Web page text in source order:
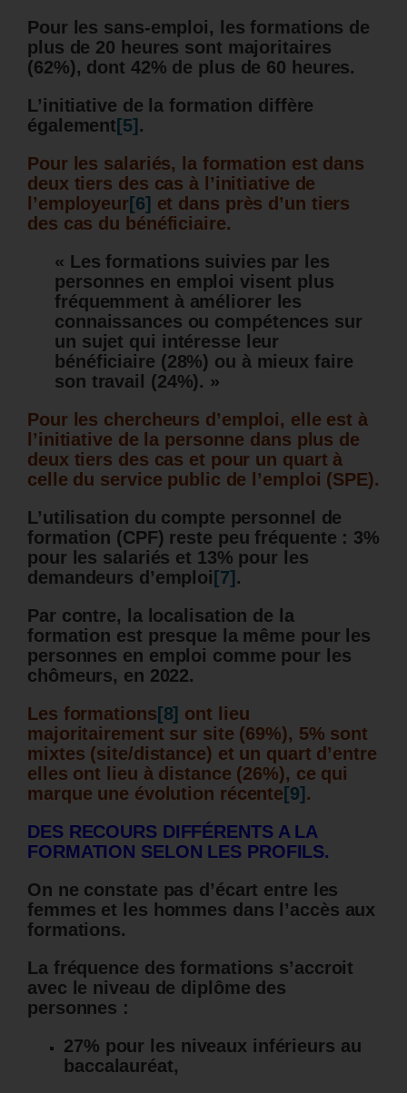
Pour les sans-emploi, les formations de
plus de 20 heures sont majoritaires
(62%), dont 42% de plus de 60 heures.
L’initiative de la formation diffère
également [5] .
Pour les salariés, la formation est dans
deux tiers des cas à l’initiative de
l’employeur[6] et dans près d’un tiers
des cas du bénéficiaire.
« Les formations suivies par les
personnes en emploi visent plus
fréquemment à améliorer les
connaissances ou compétences sur
un sujet qui intéresse leur
bénéficiaire (28%) ou à mieux faire
son travail (24%). »
Pour les chercheurs d’emploi, elle est à
l’initiative de la personne dans plus de
deux tiers des cas et pour un quart à
celle du service public de l’emploi (SPE).
L’utilisation du compte personnel de
formation (CPF) reste peu fréquente : 3%
pour les salariés et 13% pour les
demandeurs d’emploi [7] .
Par contre, la localisation de la
formation est presque la même pour les
personnes en emploi comme pour les
chômeurs, en 2022.
Les formations [8] ont lieu
majoritairement sur site (69%), 5% sont
mixtes (site/distance) et un quart d’entre
elles ont lieu à distance (26%), ce qui
marque une évolution récente [9] .
DES RECOURS DIFFÉRENTS A LA
FORMATION SELON LES PROFILS.
On ne constate pas d’écart entre les
femmes et les hommes dans l’accès aux
formations.
La fréquence des formations s’accroit
avec le niveau de diplôme des
personnes :
27% pour les niveaux inférieurs au
baccalauréat,